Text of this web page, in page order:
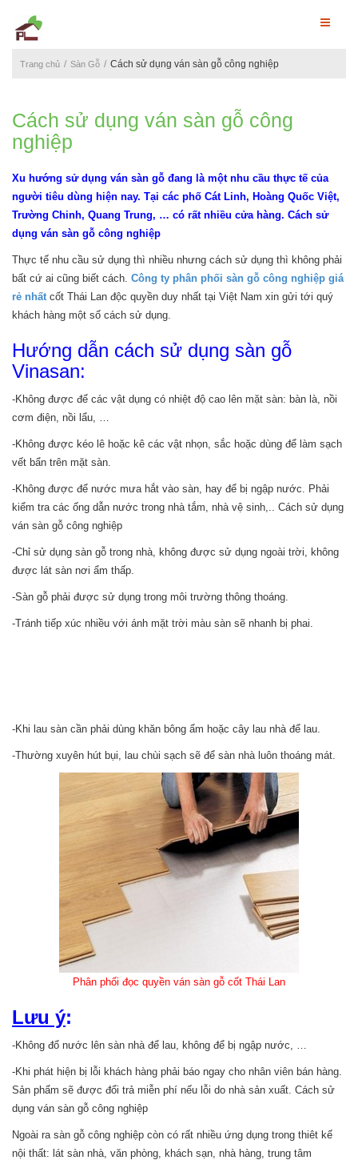
Trang chủ Sàn Gỗ Cách sử dụng ván sàn gỗ công nghiệp
Cách sử dụng ván sàn gỗ công
nghiệp
Xu hướng sử dụng ván sàn gỗ đang là một nhu cầu thực tế của
người tiêu dùng hiện nay. Tại các phố Cát Linh, Hoàng Quốc Việt,
Trường Chinh, Quang Trung, … có rất nhiều cửa hàng. Cách sử
dụng ván sàn gỗ công nghiệp
Thực tế nhu cầu sử dụng thì nhiều nhưng cách sử dụng thì không phải
bất cứ ai cũng biết cách. Công ty phân phối sàn gỗ công nghiệp giá
rẻ nhấtcốt Thái Lan độc quyền duy nhất tại Việt Nam xin gửi tới quý
khách hàng một số cách sử dụng.
Hướng dẫn cách sử dụng sàn gỗ
Vinasan:
-Không được để các vật dụng có nhiệt độ cao lên mặt sàn: bàn là, nồi
cơm điện, nồi lẩu, …
-Không được kéo lê hoặc kê các vật nhọn, sắc hoặc dùng để làm sạch
vết bẩn trên mặt sàn.
-Không được để nước mưa hắt vào sàn, hay để bị ngập nước. Phải
kiểm tra các ống dẫn nước trong nhà tắm, nhà vệ sinh,.. Cách sử dụng
ván sàn gỗ công nghiệp
-Chỉ sử dụng sàn gỗ trong nhà, không được sử dụng ngoài trời, không
được lát sàn nơi ẩm thấp.
-Sàn gỗ phải được sử dụng trong môi trường thông thoáng.
-Tránh tiếp xúc nhiều với ánh mặt trời màu sàn sẽ nhanh bị phai.
-Khi lau sàn cần phải dùng khăn bông ẩm hoặc cây lau nhà để lau.
-Thường xuyên hút bụi, lau chùi sạch sẽ để sàn nhà luôn thoáng mát.
Phân phối đọc quyền ván sàn gỗ cốt Thái Lan
Lưu ý:
-Không đổ nước lên sàn nhà để lau, không để bị ngập nước, …
-Khi phát hiện bị lỗi khách hàng phải báo ngay cho nhân viên bán hàng.
Sản phẩm sẽ được đổi trả miễn phí nếu lỗi do nhà sản xuất. Cách sử
dụng ván sàn gỗ công nghiệp
Ngoài ra sàn gỗ công nghiệp còn có rất nhiều ứng dụng trong thiêt kế
nội thất: lát sàn nhà, văn phòng, khách sạn, nhà hàng, trung tâm